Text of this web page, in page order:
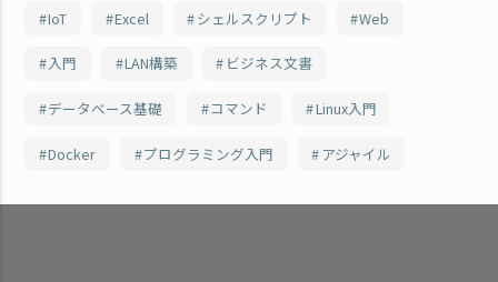
IoT Excel シェルスクリプト Web
入門 LAN構築 ビジネス文書
データベース基礎 コマンド Linux入門
Docker プログラミング入門 アジャイル